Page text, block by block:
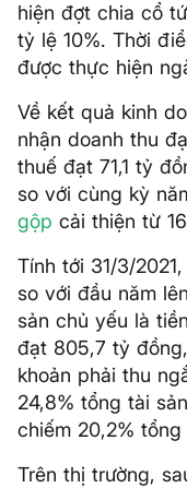
hiện đợt chia cổ
tỷ lệ 10%. Thời
được thực hiện
Về kết quả kinh
nhận doanh thu
thuế đạt 71,1 tỷ
so với cùng kỳ
gộp cải thiện từ
Tính tới 31/3/
so với đầu năm
sản chủ yếu là
đạt 805,7 tỷ
khoản phải thu
24,8% tổng tài
chiếm 20,2% tổng
Trên thị trường,